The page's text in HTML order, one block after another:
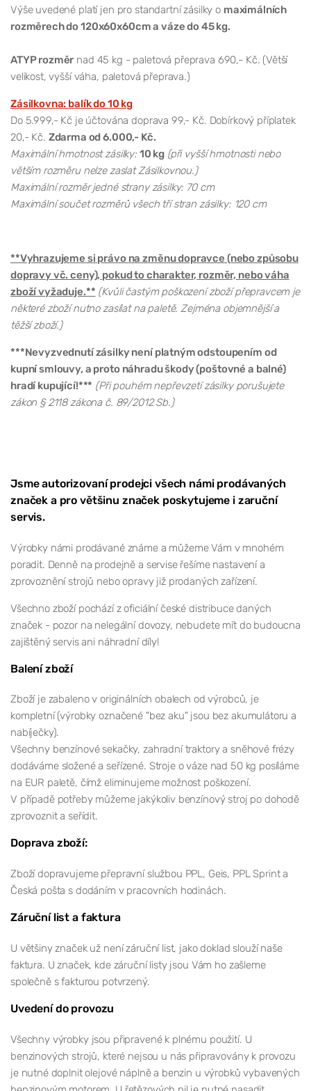
Výše uvedené platí jen pro standartní zásilky o maximálních
rozměrech do 120x60x60cm a váze do 45 kg.
ATYP rozměr nad 45 kg - paletová přeprava 690,- Kč. (Větší
velikost, vyšší váha, paletová přeprava.)
Zásilkovna: balík do 10 kg
Do 5.999,- Kč je účtována doprava 99,- Kč. Dobírkový příplatek
20,- Kč. Zdarma od 6.000,- Kč.
Maximální hmotnost zásilky: 10 kg (při vyšší hmotnosti nebo
větším rozměru nelze zaslat Zásilkovnou.)
Maximální rozměr jedné strany zásilky: 70 cm
Maximální součet rozměrů všech tří stran zásilky: 120 cm
**Vyhrazujeme si právo na změnu dopravce (nebo způsobu
dopravy vč. ceny), pokud to charakter, rozměr, nebo váha
zboží vyžaduje.** (Kvůli častým poškození zboží přepravcem je
některé zboží nutno zasílat na paletě. Zejména objemnější a
těžší zboží.)
***Nevyzvednutí zásilky není platným odstoupením od
kupní smlouvy, a proto náhradu škody (poštovné a balné)
hradí kupující!*** (Při pouhém nepřevzetí zásilky porušujete
zákon § 2118 zákona č. 89/2012 Sb.)
Jsme autorizovaní prodejci všech námi prodávaných
značek a pro většinu značek poskytujeme i zaruční
servis.
Výrobky námi prodávané známe a můžeme Vám v mnohém
poradit. Denně na prodejně a servise řešíme nastavení a
zprovoznění strojů nebo opravy již prodaných zařízení.
Všechno zboží pochází z oficiální české distribuce daných
značek - pozor na nelegální dovozy, nebudete mít do budoucna
zajištěný servis ani náhradní díly!
Balení zboží
Zboží je zabaleno v originálních obalech od výrobců, je
kompletní (výrobky označené "bez aku" jsou bez akumulátoru a
nabíječky).
Všechny benzínové sekačky, zahradní traktory a sněhové frézy
dodáváme složené a seřízené. Stroje o váze nad 50 kg posíláme
na EUR paletě, čímž eliminujeme možnost poškození.
V případě potřeby můžeme jakýkoliv benzínový stroj po dohodě
zprovoznit a seřídit.
Doprava zboží:
Zboží dopravujeme přepravní službou PPL, Geis, PPL Sprint a
Česká pošta s dodáním v pracovních hodinách.
Záruční list a faktura
U většiny značek už není záruční list, jako doklad slouží naše
faktura. U značek, kde záruční listy jsou Vám ho zašleme
společně s fakturou potvrzený.
Uvedení do provozu
Všechny výrobky jsou připravené k plnému použití. U
benzinových strojů, které nejsou u nás připravovány k provozu
je nutné doplnit olejové náplně a benzin u výrobků vybavených